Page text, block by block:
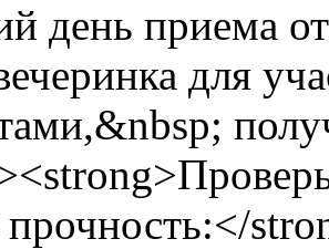
день приема
для
прочность:</